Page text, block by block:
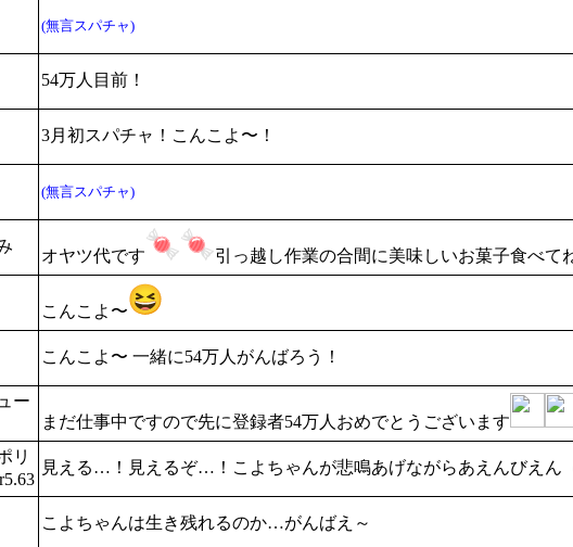
(無言スパチャ)
54万人目前！
3月初スパチャ！こんこよ〜！
(無言スパチャ)
オヤツ代です 引っ越し作業の合間に美味しいお菓子食べて
こんこよ〜
こんこよ〜 一緒に54万人がんばろう！
ー
まだ仕事中ですので先に登録者54万人おめでとうございます
リ
見える…！見えるぞ…！こよちゃんが悲鳴あげながらあえんびえん
こよちゃんは生き残れるのか…がんばえ～